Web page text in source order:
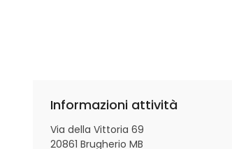
Informazioni attività
Via della Vittoria 69
20861 Brugherio MB